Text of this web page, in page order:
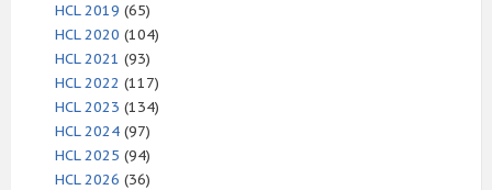
HCL 2019 (65)
HCL 2020 (104)
HCL 2021 (93)
HCL 2022 (117)
HCL 2023 (134)
HCL 2024 (97)
HCL 2025 (94)
HCL 2026 (36)